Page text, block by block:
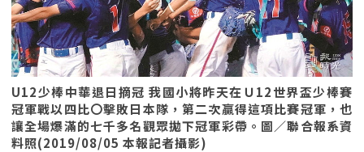
U12少棒中華退日摘冠 我國小將昨天在Ｕ12世界盃少棒賽
冠軍戰以四比〇擊敗日本隊，第二次贏得這項比賽冠軍，也
讓全場爆滿的七千多名觀眾拋下冠軍彩帶。圖／聯合報系資
料照(2019/08/05 本報記者攝影)